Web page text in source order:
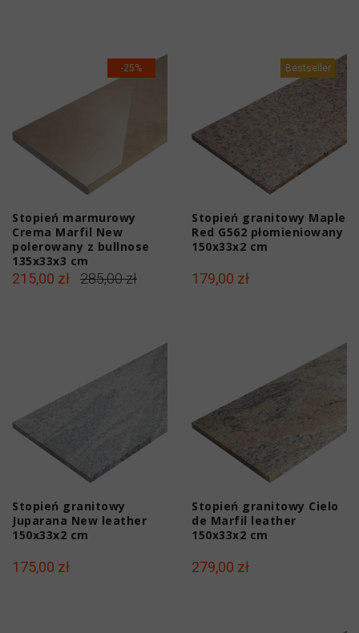
-25%
Stopień marmurowy
Crema Marfil New
polerowany z bullnose
135x33x3 cm
215,00 zł 285,00 zł
Bestseller
Stopień granitowy Maple
Red G562 płomieniowany
150x33x2 cm
179,00 zł
Stopień granitowy
Juparana New leather
150x33x2 cm
175,00 zł
Stopień granitowy Cielo
de Marfil leather
150x33x2 cm
279,00 zł